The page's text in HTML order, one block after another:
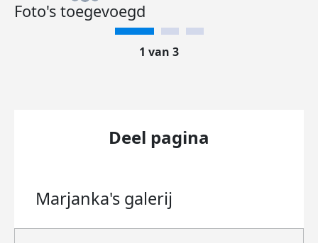
Foto's toegevoegd
1 van 3
Deel pagina
Marjanka's galerij